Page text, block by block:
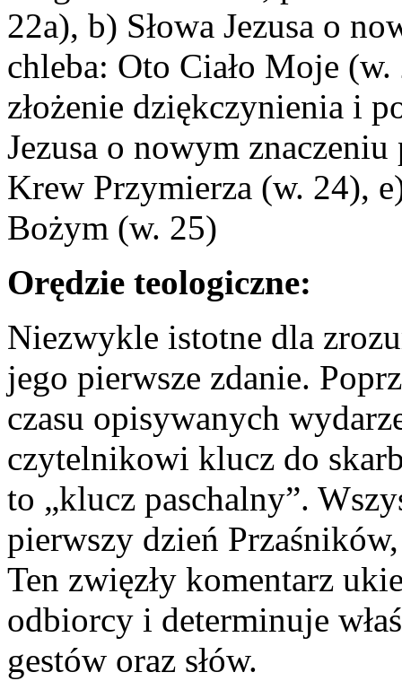
22a), b) Słowa Jezusa o
chleba: Oto Ciało Moje
złożenie dziękczynienia i
Jezusa o nowym
Krew Przymierza (w. 24),
Bożym (w. 25)
Orędzie teologiczne:
Niezwykle istotne dla
jego pierwsze zdanie.
czasu opisywanych
czytelnikowi klucz do
to „klucz paschalny”.
pierwszy dzień
Ten zwięzły komentarz
odbiorcy i determinuje
gestów oraz słów.